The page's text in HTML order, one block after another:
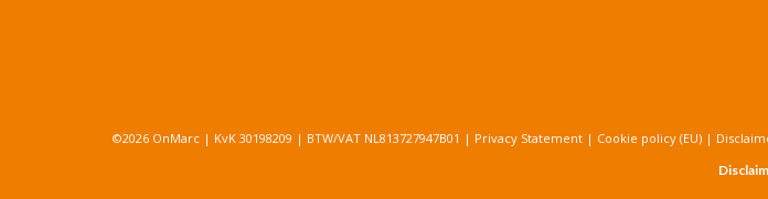
©2026 OnMarc | KvK 30198209 | BTW/VAT NL813727947B01 | Privacy Statement | Cookie policy (EU) |